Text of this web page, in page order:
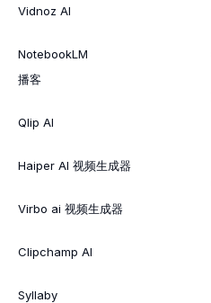
Vidnoz AI
NotebookLM
播客
Qlip AI
Haiper AI 视频生成器
Virbo ai 视频生成器
Clipchamp AI
Syllaby